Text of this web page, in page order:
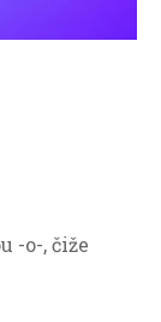
-o-, čiže